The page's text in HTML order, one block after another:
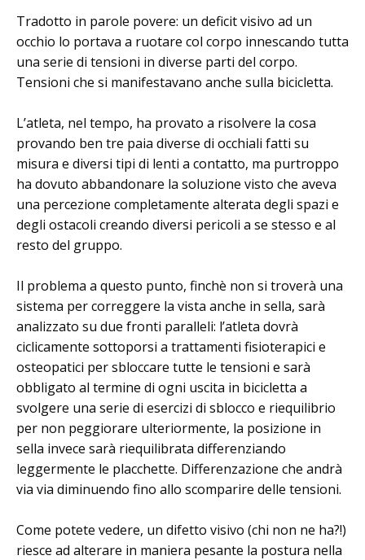
Tradotto in parole povere: un deficit visivo ad un
occhio lo portava a ruotare col corpo innescando tutta
una serie di tensioni in diverse parti del corpo.
Tensioni che si manifestavano anche sulla bicicletta.
L’atleta, nel tempo, ha provato a risolvere la cosa
provando ben tre paia diverse di occhiali fatti su
misura e diversi tipi di lenti a contatto, ma purtroppo
ha dovuto abbandonare la soluzione visto che aveva
una percezione completamente alterata degli spazi e
degli ostacoli creando diversi pericoli a se stesso e al
resto del gruppo.
Il problema a questo punto, finchè non si troverà una
sistema per correggere la vista anche in sella, sarà
analizzato su due fronti paralleli: l’atleta dovrà
ciclicamente sottoporsi a trattamenti fisioterapici e
osteopatici per sbloccare tutte le tensioni e sarà
obbligato al termine di ogni uscita in bicicletta a
svolgere una serie di esercizi di sblocco e riequilibrio
per non peggiorare ulteriormente, la posizione in
sella invece sarà riequilibrata differenziando
leggermente le placchette. Differenzazione che andrà
via via diminuendo fino allo scomparire delle tensioni.
Come potete vedere, un difetto visivo (chi non ne ha?!)
riesce ad alterare in maniera pesante la postura nella